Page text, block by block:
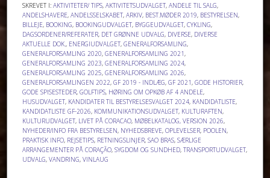
SKREVET I:AKTIVITETER/ TIPS,AKTIVITETSUDVALGET,ANDELE TIL SALG,
ANDELSHAVERE,ANDELSSELSKABET,ARKIV, BEST.MØDER 2019, BESTYRELSEN,
BILLEJE, BOOKING, BOOKINGUDVALGET, BYGGEUDVALGET,CYKLING,
DAGSORDENER/REFERATER, DET GRØNNE UDVALG, DIVERSE, DIVERSE
AKTUELLE DOK. , ENERGIUDVALGET,GENERALFORSAMLING,
GENERALFORSAMLING 2020,GENERALFORSAMLING 2021 ,
GENERALFORSAMLING 2023,GENERALFORSAMLING 2024,
GENERALFORSAMLING 2025,GENERALFORSAMLING 2026,
GENERALFORSAMLINGEN 2022,GF 2019 - INDLÆG,GF 2021 ,GODE HISTORIER,
GODE SPISESTEDER,GOLFTIPS, HØRING OM OPKØB AF 4 ANDELE,
HUSUDVALGET, KANDIDATER TIL BESTYRELSESVALGET 2024, KANDIDATLISTE,
KANDIDATLISTE GF-2026, KOMMUNIKATIONSUDVALGET, KULTURAFTEN,
KULTURUDVALGET, LIVET PÅ CORACAO, MØBELKATALOG, VERSION 2026,
NYHEDER/INFO FRA BESTYRELSEN, NYHEDSBREVE,OPLEVELSER, POOLEN,
PRAKTISK INFO, REJSETIPS, RETNINGSLINJER,SAO BRAS,SÆRLIGE
ARRANGEMENTER PÅ CORAÇÃO,SYGDOM OG SUNDHED,TRANSPORTUDVALGET,
UDVALG,VANDRING,VINLAUG